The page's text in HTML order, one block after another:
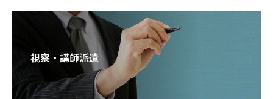
視察・講師派遣